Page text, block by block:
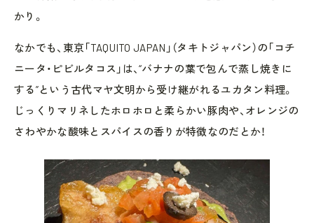
かり。
なかでも、東京「TAQUITO JAPAN」（タキトジャパン）の「コチ
ニータ・ピビルタコス」は、“バナナの葉で包んで蒸し焼きに
する”という古代マヤ文明から受け継がれるユカタン料理。
じっくりマリネしたホロホロと柔らかい豚肉や、オレンジの
さわやかな酸味とスパイスの香りが特徴なのだとか！